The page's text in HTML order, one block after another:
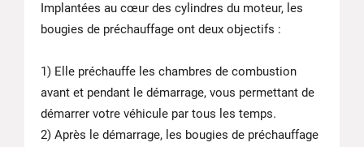
Implantées au cœur des cylindres du moteur, les
bougies de préchauffage ont deux objectifs :
1) Elle préchauffe les chambres de combustion
avant et pendant le démarrage, vous permettant de
démarrer votre véhicule par tous les temps.
2) Après le démarrage, les bougies de préchauffage